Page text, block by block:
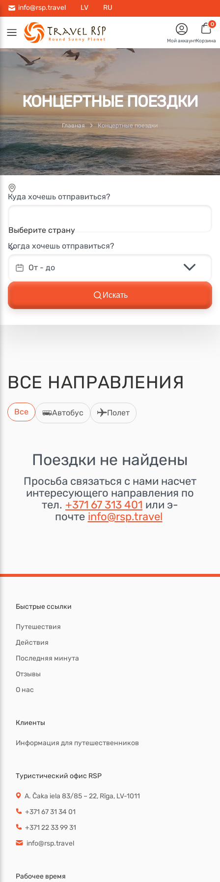
info@rsp.travel LV RU
Мой аккаунт
0
Корзина
КОНЦЕРТНЫЕ ПОЕЗДКИ
Главная Концертные поездки
Куда хочешь отправиться?
Выберите страну
Когда хочешь отправиться?
От - до
Искать
ВСЕ НАПРАВЛЕНИЯ
Все Автобус Полет
Поездки не найдены
Просьба связаться с нами насчет
интересующего направления по
тел. +371 67 313 401 или э-
почте info@rsp.travel
Быстрые ссылки
Путешествия
Действия
Последняя минута
Отзывы
О нас
Клиенты
Информация для путешественников
Туристический офис RSP
A. Čaka iela 83/85 – 22, Rīga, LV-1011
+371 67 31 34 01
+371 22 33 99 31
info@rsp.travel
Рабочее время